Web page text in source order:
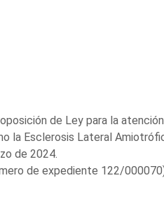
de Ley para la
la Esclerosis Lateral
de 2024.
de expediente 122/000070)